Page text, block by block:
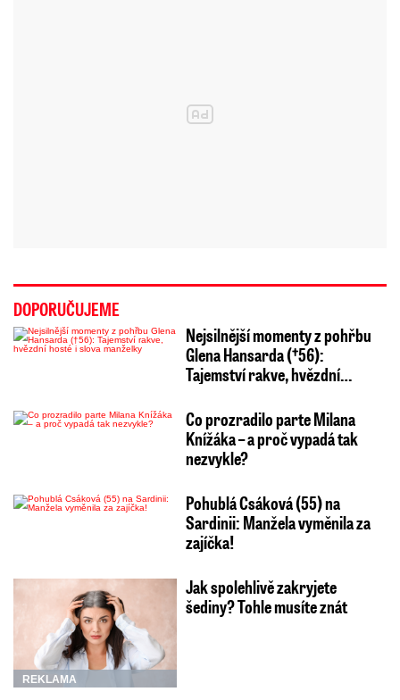
DOPORUČUJEME
Nejsilnější momenty z pohřbu
Glena Hansarda (†56):
Tajemství rakve, hvězdní…
Co prozradilo parte Milana
Knížáka – a proč vypadá tak
nezvykle?
Pohublá Csáková (55) na
Sardinii: Manžela vyměnila za
zajíčka!
REKLAMA
Jak spolehlivě zakryjete
šediny? Tohle musíte znát